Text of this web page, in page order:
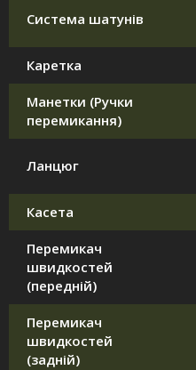
Система шатунів
Каретка
Манетки (Ручки
перемикання)
Ланцюг
Касета
Перемикач
швидкостей
(передній)
Перемикач
швидкостей
(задній)